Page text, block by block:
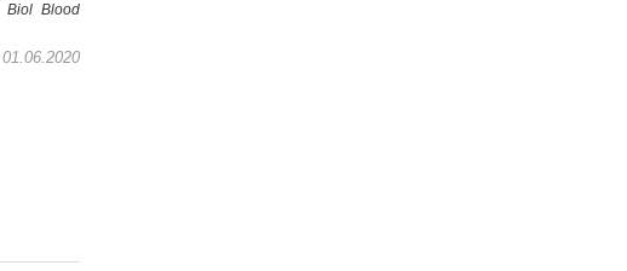
Biol Blood
01.06.2020